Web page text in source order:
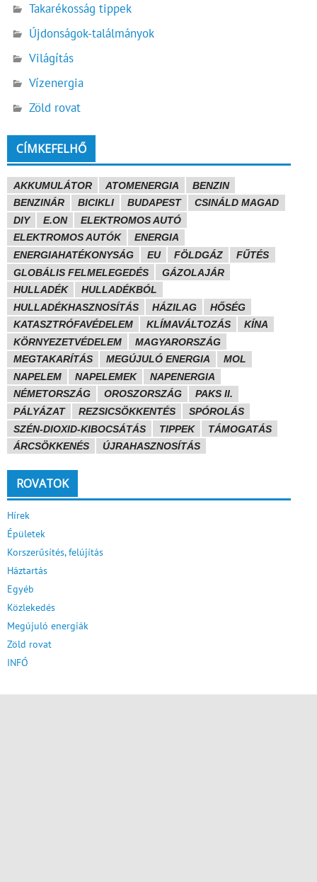
Takarékosság tippek
Újdonságok-találmányok
Világítás
Vízenergia
Zöld rovat
CÍMKEFELHŐ
AKKUMULÁTOR ATOMENERGIA
BENZIN
BENZINÁR
BICIKLI BUDAPEST
CSINÁLD MAGAD
DIY
E.ON
ELEKTROMOS AUTÓ
ELEKTROMOS AUTÓK
ENERGIA
ENERGIAHATÉKONYSÁG
EU FÖLDGÁZ
FŰTÉS
GLOBÁLIS FELMELEGEDÉS
GÁZOLAJÁR
HULLADÉK
HULLADÉKBÓL
HULLADÉKHASZNOSÍTÁS
HÁZILAG
HŐSÉG
KATASZTRÓFAVÉDELEM
KLÍMAVÁLTOZÁS
KÍNA
KÖRNYEZETVÉDELEM
MAGYARORSZÁG
MEGTAKARÍTÁS
MEGÚJULÓ ENERGIA
MOL
NAPELEM
NAPELEMEK
NAPENERGIA
NÉMETORSZÁG
OROSZORSZÁG
PAKS II.
PÁLYÁZAT
REZSICSÖKKENTÉS
SPÓROLÁS
SZÉN-DIOXID-KIBOCSÁTÁS
TIPPEK
TÁMOGATÁS
ÁRCSÖKKENÉS
ÚJRAHASZNOSÍTÁS
ROVATOK
Hírek
Épületek
Korszerűsítés, felújítás
Háztartás
Egyéb
Közlekedés
Megújuló energiák
Zöld rovat
INFÓ